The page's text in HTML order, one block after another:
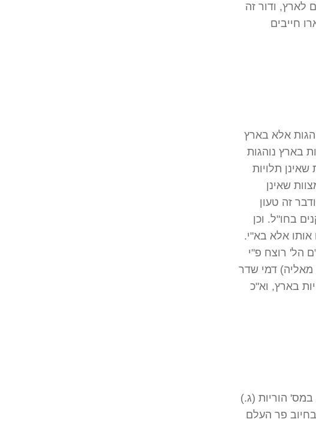
לארץ, ודור זה
חייבים
אלא בארץ
בארץ נוהגות
תלויות
שאינן
זה טעון
בחו"ל. וכן
אלא בא"י.
הל' רוצח פ"י
מאליה) דמי שדר
בארץ, וא"כ
הוריות (ג.)
פר העלם